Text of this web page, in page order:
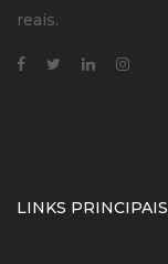
reais.
LINKS PRINCIPAIS